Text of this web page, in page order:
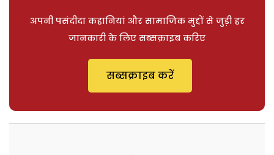
अपनी पसंदीदा कहानियां और सामाजिक मुद्दों से जुड़ी हर
जानकारी के लिए सब्सक्राइब करिए
सब्सक्राइब करें